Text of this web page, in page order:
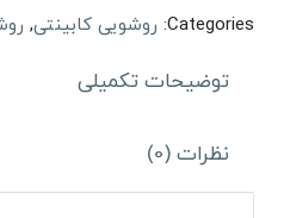
عدد
Categories: روشویی کابینتی,
توضیحات تکمیلی
نظرات (0)